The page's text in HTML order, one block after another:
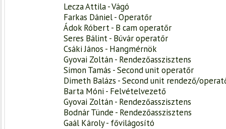
Lecza Attila - Vágó
Farkas Dániel - Operatőr
Ádok Róbert - B cam operatőr
Seres Bálint - Búvár operatőr
Csáki János - Hangmérnök
Gyovai Zoltán - Rendezőasszisztens
Simon Tamás - Second unit operatőr
Dimeth Balázs - Second unit rendező/
Barta Móni - Felvételvezető
Gyovai Zoltán - Rendezőasszisztens
Bodnár Tünde - Rendezőasszisztens
Gaál Károly - fővilágosító